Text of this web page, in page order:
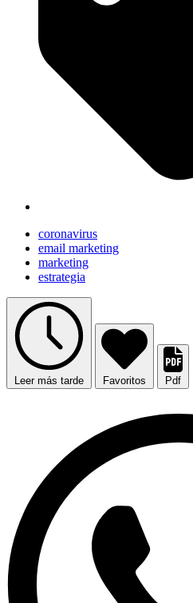
coronavirus
email marketing
marketing
estrategia
Leer más tarde Favoritos Pdf